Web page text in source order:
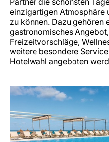
einzigartigen Atmosphäre
zu können. Dazu gehören
gastronomisches
Freizeitvorschläge,
weitere besondere
Hotelwahl angeboten